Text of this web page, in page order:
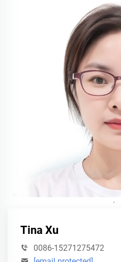
·
Tina Xu
0086-15271275472